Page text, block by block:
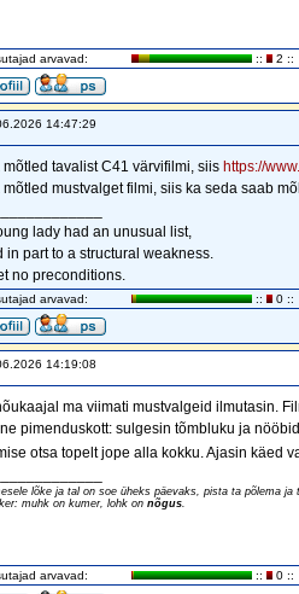
arvavad: :: 2 ::
14:47:29
mõtled tavalist C41 värvifilmi, siis https://
mõtled mustvalget filmi, siis ka seda saab
lady had an unusual list,
in part to a structural weakness.
no preconditions.
arvavad: :: 0 ::
14:19:08
ma viimati mustvalgeid ilmutasin.
pimenduskott: sulgesin tõmbluku ja
otsa topelt jope alla kokku. Ajasin käed
lõke ja tal on soe üheks päevaks, pista ta põlema
muhk on kumer, lohk on nõgus.
arvavad: :: 0 ::